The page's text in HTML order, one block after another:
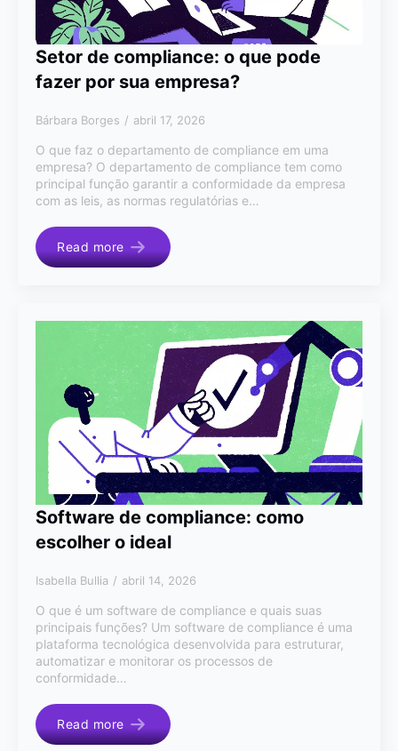
Setor de compliance: o que pode
fazer por sua empresa?
Bárbara Borges abril 17, 2026
O que faz o departamento de compliance em uma
empresa? O departamento de compliance tem como
principal função garantir a conformidade da empresa
com as leis, as normas regulatórias e…
Read more
Software de compliance: como
escolher o ideal
Isabella Bullia abril 14, 2026
O que é um software de compliance e quais suas
principais funções? Um software de compliance é uma
plataforma tecnológica desenvolvida para estruturar,
automatizar e monitorar os processos de
conformidade…
Read more